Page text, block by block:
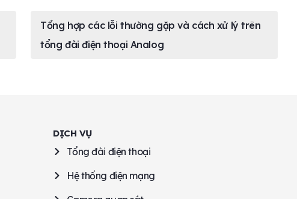
Tổng hợp các lỗi thường gặp và cách xử lý trên
tổng đài điện thoại Analog
DỊCH VỤ
Tổng đài điện thoại
Hệ thống điện mạng